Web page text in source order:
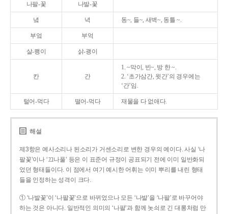
나팔-꽃 나발-꽃
녘 녁 동~, 들~, 새벽~, 동틀 ~.
부엌 부억
살-쾡이 삵-괭이
칸 간
1. ~막이, 빈~, 방 한 ~.
2. ‘초가삼간, 윗간’의 경우에는
‘간’임.
털어-먹다 떨어-먹다 재물을 다 없애다.
해설
제3항은 예사소리나 된소리가 거센소리로 변한 경우의 예이다. 사실 ‘나
팔꽃’이나 ‘끄나풀’ 등은 이 표준어 규정이 공표되기 전에 이미 일반화되
었던 형태들이다. 이 점에서 여기 예시한 어휘는 이미 뿌리를 내린 형태
들을 인정하는 성격이 크다.
① ‘나발꽃’이 ‘나팔꽃’으로 바뀌었으나 모든 ‘나발’을 ‘나팔’로 바꾸어야
하는 것은 아니다. 일반적인 의미의 ‘나팔’과 함께 놋쇠로 긴 대롱처럼 만